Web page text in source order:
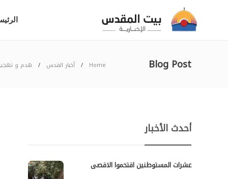
Blog Post
Home أخبار القدس هدم و
أحدث الأخبار
عشرات المستوطنين اقتحموا الاقصى